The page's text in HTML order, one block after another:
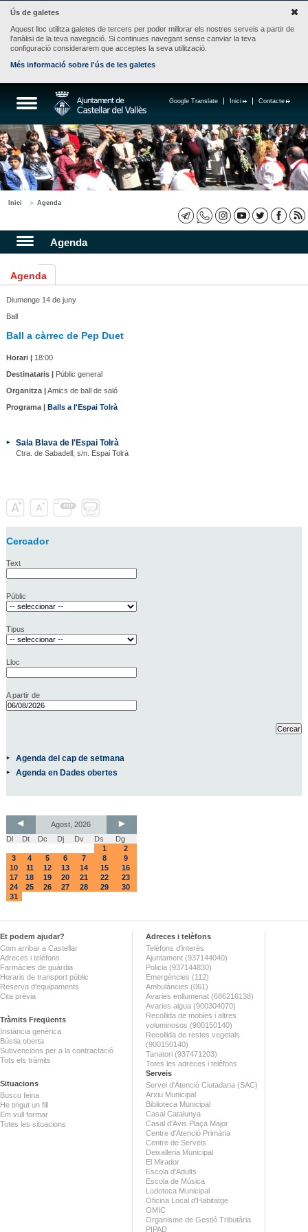
Ús de galetes
Aquest lloc utilitza galetes de tercers per poder millorar els nostres serveis a partir de
l'anàlisi de la teva navegació. Si continues navegant sense canviar la teva
configuració considerarem que acceptes la seva utilització.
Més informació sobre l'ús de les galetes
Contacte
Inici
Google Translate
Inici Agenda
Agenda
Agenda
Diumenge 14 de juny
Ball
Ball a càrrec de Pep Duet
Horari |18:00
Destinataris |Públic general
Organitza |Amics de ball de saló
Programa | Balls a l'Espai Tolrà
Sala Blava de l'Espai Tolrà
Ctra. de Sabadell, s/n. Espai Tolrà
Cercador
Text
Públic
Tipus
Lloc
A partir de
Agenda del cap de setmana
Agenda en Dades obertes
Agost, 2026
Dl
Dt Dc Dj Dv Ds
Dg
1
2
3
4 5 6 7 8
9
10
11 12 13 14 15
16
17
18 19 20 21 22
23
24
25 26 27 28 29
30
31
Et podem ajudar?
Com arribar a Castellar
Adreces i telèfons
Farmàcies de guàrdia
Horaris de transport públic
Reserva d'equipaments
Cita prèvia
Tràmits Freqüents
Instància genèrica
Bústia oberta
Subvencions per a la contractació
Tots els tràmits
Situacions
Busco feina
He tingut un fill
Em vull formar
Totes les situacions
Adreces i telèfons
Telèfons d'interès
Ajuntament (937144040)
Policia (937144830)
Emergències (112)
Ambulàncies (061)
Avaries enllumenat (686216138)
Avaries aigua (900304070)
Recollida de mobles i altres
voluminosos (900150140)
Recollida de restes vegetals
(900150140)
Tanatori (937471203)
Totes les adreces i telèfons
Serveis
Servei d'Atenció Ciutadana (SAC)
Arxiu Municipal
Biblioteca Municipal
Casal Catalunya
Casal d'Avis Plaça Major
Centre d'Atenció Primària
Centre de Serveis
Deixalleria Municipal
El Mirador
Escola d'Adults
Escola de Música
Ludoteca Municipal
Oficina Local d'Habitatge
OMIC
Organisme de Gestió Tributària
PIPAD